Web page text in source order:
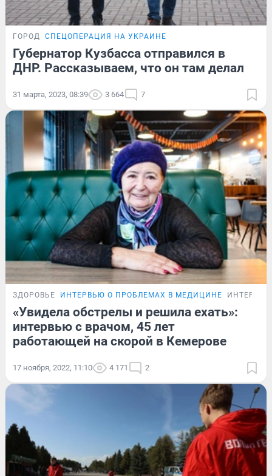
ГОРОД СПЕЦОПЕРАЦИЯ НА УКРАИНЕ
Губернатор Кузбасса отправился в
ДНР. Рассказываем, что он там делал
31 марта, 2023, 08:39 3 664 7
ЗДОРОВЬЕ ИНТЕРВЬЮ О ПРОБЛЕМАХ В МЕДИЦИНЕ ИНТЕРВЬЮ
«Увидела обстрелы и решила ехать»:
интервью с врачом, 45 лет
работающей на скорой в Кемерове
17 ноября, 2022, 11:10 4 171 2